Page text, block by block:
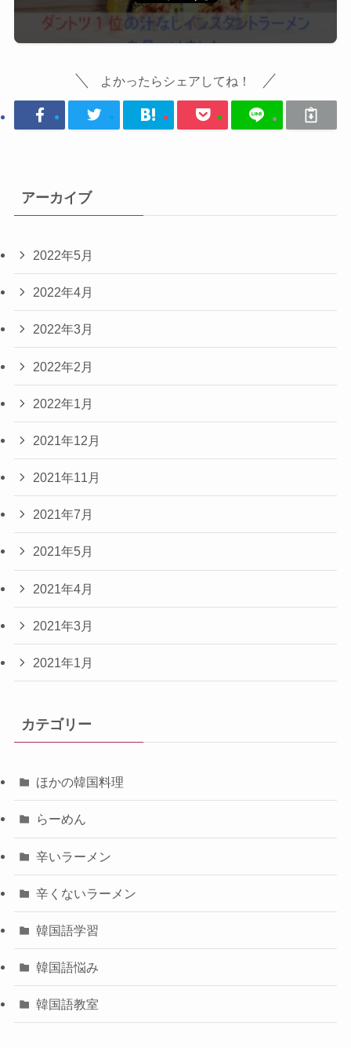
よかったらシェアしてね！
アーカイブ
2022年5月
2022年4月
2022年3月
2022年2月
2022年1月
2021年12月
2021年11月
2021年7月
2021年5月
2021年4月
2021年3月
2021年1月
カテゴリー
ほかの韓国料理
らーめん
辛いラーメン
辛くないラーメン
韓国語学習
韓国語悩み
韓国語教室